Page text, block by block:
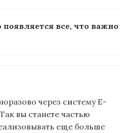
появляется все, что важно
через систему E-
вы станете частью
еще больше